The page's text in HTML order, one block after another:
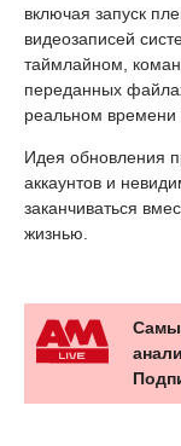
включая запуск
видеозаписей
таймлайном,
переданных
реальном времени
Идея обновления
аккаунтов и
заканчиваться
жизнью.